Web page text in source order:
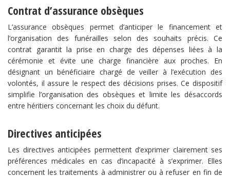
Contrat d’assurance obsèques
L’assurance obsèques permet d’anticiper le financement et
l’organisation des funérailles selon des souhaits précis. Ce
contrat garantit la prise en charge des dépenses liées à la
cérémonie et évite une charge financière aux proches. En
désignant un bénéficiaire chargé de veiller à l’exécution des
volontés, il assure le respect des décisions prises. Ce dispositif
simplifie l’organisation des obsèques et limite les désaccords
entre héritiers concernant les choix du défunt.
Directives anticipées
Les directives anticipées permettent d’exprimer clairement ses
préférences médicales en cas d’incapacité à s’exprimer. Elles
concernent les traitements à administrer ou à refuser en fin de